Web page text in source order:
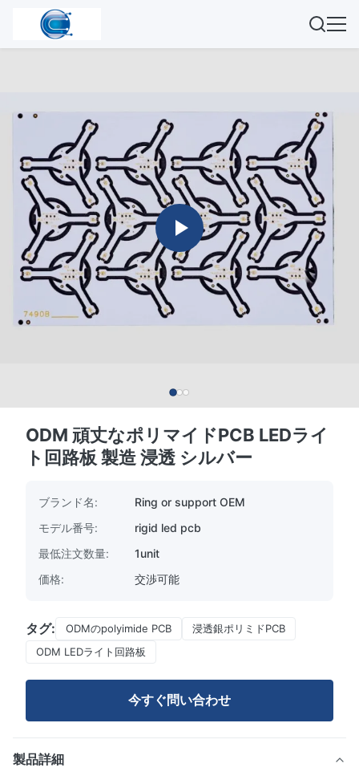
ODM 頑丈なポリマイドPCB LEDライ
ト回路板 製造 浸透 シルバー
ブランド名:
Ring or support OEM
モデル番号:
rigid led pcb
最低注文数量:
1unit
価格:
交渉可能
タグ: ODMのpolyimide PCB
浸透銀ポリミドPCB
ODM LEDライト回路板
今すぐ問い合わせ
製品詳細